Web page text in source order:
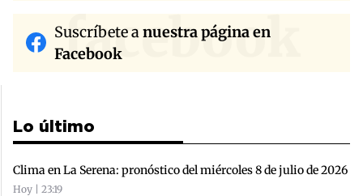
facebook
Suscríbete a nuestra página en
Facebook
Lo último
Clima en La Serena: pronóstico del miércoles 8 de julio de 2026
Hoy | 23:19